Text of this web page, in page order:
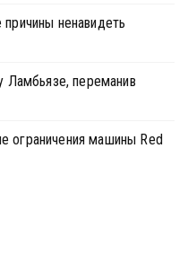
ненавидеть
Ламбьязе, переманив
ограничения машины Red